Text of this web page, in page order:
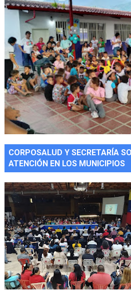
CORPOSALUD Y SECRETARÍA
ATENCIÓN EN LOS MUNICIPIOS